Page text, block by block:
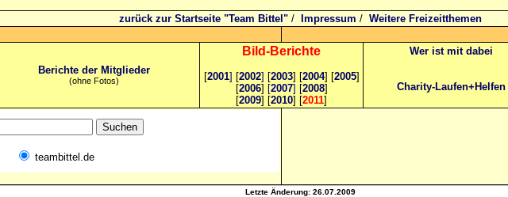
zurück zur Startseite "Team Bittel"/ Impressum / Weitere Freizeitthemen
Berichte der Mitglieder
(ohne Fotos)
Bild-Berichte
[2001] [2002] [2003] [2004] [2005]
[2006] [2007] [2008]
[2009] [2010] [2011]
Wer ist mit dabei
Charity-Laufen+Helfen
teambittel.de
Letzte Änderung: 26.07.2009